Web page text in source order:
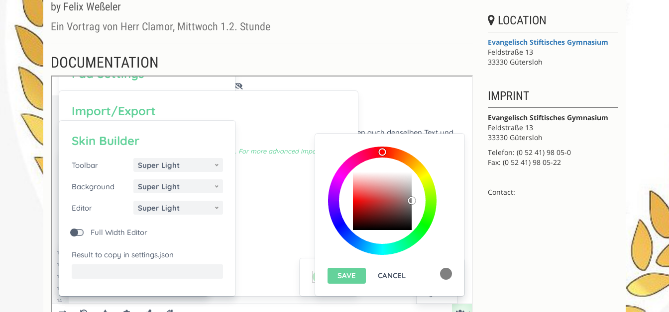
session
by Felix Weßeler
Ein Vortrag von Herr Clamor, Mittwoch 1.2. Stunde
DOCUMENTATION
LOCATION
Evangelisch Stiftisches Gymnasium
Feldstraße 13
33330 Gütersloh
IMPRINT
Evangelisch Stiftisches Gymnasium
Feldstraße 13
33330 Gütersloh
Telefon: (0 52 41) 98 05-0
Fax: (0 52 41) 98 05-22
Contact: